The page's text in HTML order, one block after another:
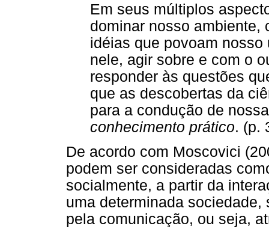
Em seus múltiplos
dominar nosso ambiente,
idéias que povoam
nele, agir sobre e com o
responder às questões
que as descobertas da
para a condução de
conhecimento prático. (p.
De acordo com Moscovici
podem ser consideradas
socialmente, a partir da
uma determinada
pela comunicação, ou seja,